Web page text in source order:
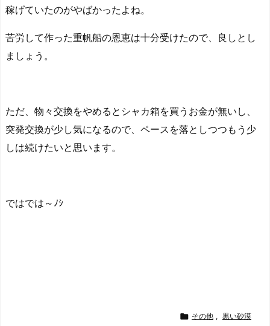
稼げていたのがやばかったよね。
苦労して作った重帆船の恩恵は十分受けたので、良しとし
ましょう。
ただ、物々交換をやめるとシャカ箱を買うお金が無いし、
突発交換が少し気になるので、ペースを落としつつもう少
しは続けたいと思います。
ではでは～ﾉｼ
 その他 , 黒い砂漠